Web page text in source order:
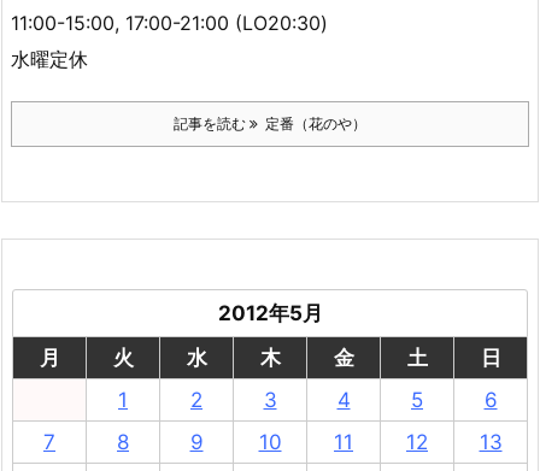
11:00-15:00, 17:00-21:00 (LO20:30)
水曜定休
記事を読む 定番（花のや）
2012年5月
月
火 水 木 金 土
日
1
2 3 4 5
6
7
8 9 10 11 12
13